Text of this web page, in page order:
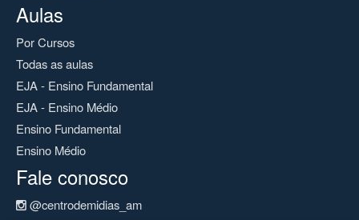
Aulas
Por Cursos
Todas as aulas
EJA - Ensino Fundamental
EJA - Ensino Médio
Ensino Fundamental
Ensino Médio
Fale conosco
@centrodemidias_am